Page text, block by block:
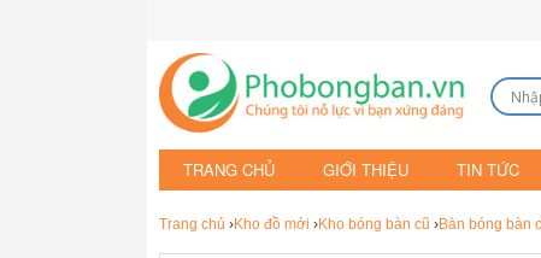
TRANG CHỦ GIỚI THIỆU TIN TỨC
Trang chủ ›Kho đồ mới ›Kho bóng bàn cũ ›Bàn bóng bàn